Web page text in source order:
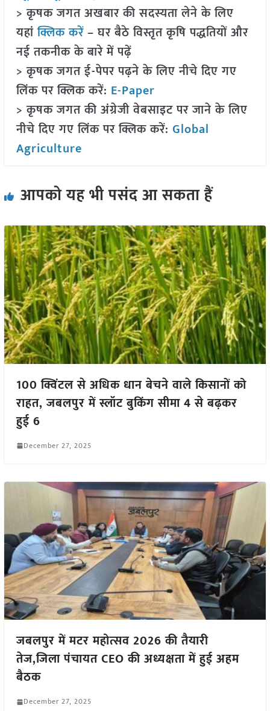
> कृषक जगत अखबार की सदस्यता लेने के लिए
यहांक्लिक करें– घर बैठे विस्तृत कृषि पद्धतियों और
नई तकनीक के बारे में पढ़ें
> कृषक जगत ई-पेपर पढ़ने के लिए नीचे दिए गए
लिंक पर क्लिक करें: E-Paper
> कृषक जगत की अंग्रेजी वेबसाइट पर जाने के लिए
नीचे दिए गए लिंक पर क्लिक करें: Global
Agriculture
आपको यह भी पसंद आ सकता हैं
100 क्विंटल से अधिक धान बेचने वाले किसानों को
राहत, जबलपुर में स्लॉट बुकिंग सीमा 4 से बढ़कर
हुई 6
December 27, 2025
जबलपुर में मटर महोत्सव 2026 की तैयारी
तेज,जिला पंचायत CEO की अध्यक्षता में हुई अहम
बैठक
December 27, 2025